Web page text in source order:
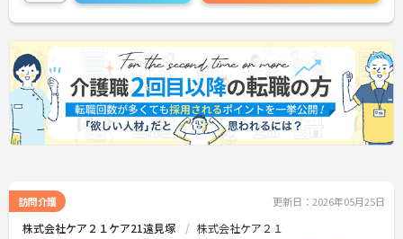
訪問介護 更新日：2026年05月25日
株式会社ケア２１ケア21遠見塚 株式会社ケア２１